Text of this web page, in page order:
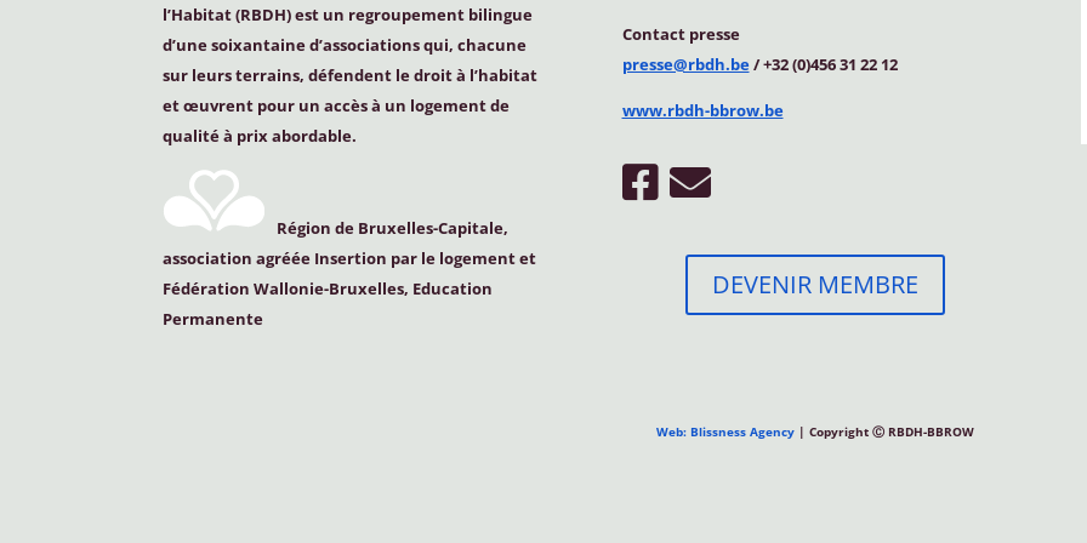
l’Habitat (RBDH) est un regroupement bilingue
d’une soixantaine d’associations qui, chacune
sur leurs terrains, défendent le droit à l’habitat
et œuvrent pour un accès à un logement de
qualité à prix abordable.
Région de Bruxelles-Capitale,
association agréée Insertion par le logement et
Fédération Wallonie-Bruxelles, Education
Permanente
Contact presse
presse@rbdh.be/ +32 (0)456 31 22 12
www.rbdh-bbrow.be
DEVENIR MEMBRE
Web: Blissness Agency | Copyright Ⓒ RBDH-BBROW